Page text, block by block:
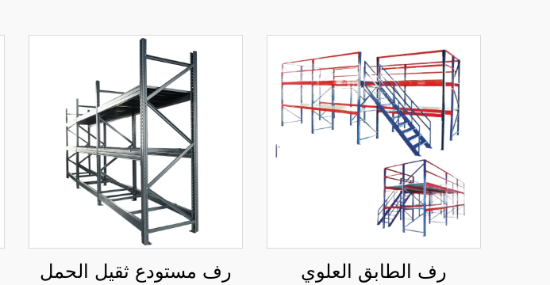
رف الطابق العلوي
رف مستودع ثقيل الحمل